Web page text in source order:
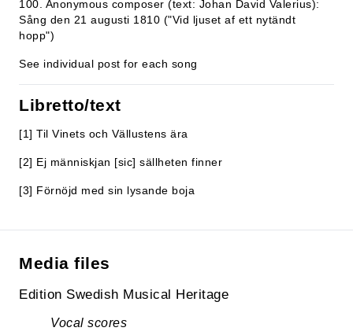
100. Anonymous composer (text: Johan David Valerius):
Sång den 21 augusti 1810 ("Vid ljuset af ett nytändt
hopp")
See individual post for each song
Libretto/text
[1] Til Vinets och Vällustens ära
[2] Ej människjan [sic] sällheten finner
[3] Förnöjd med sin lysande boja
Media files
Edition Swedish Musical Heritage
Vocal scores